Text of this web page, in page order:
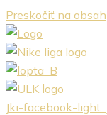
Preskočiť na obsah
Jki-facebook-light